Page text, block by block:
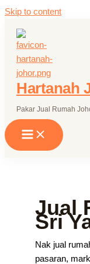
Skip to content
Hartanah
Pakar Jual Rumah
Jual
Sri
Nak jual
pasaran,